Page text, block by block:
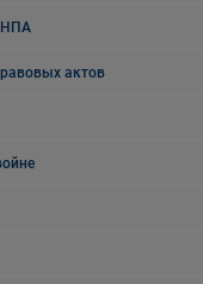
НПА
актов